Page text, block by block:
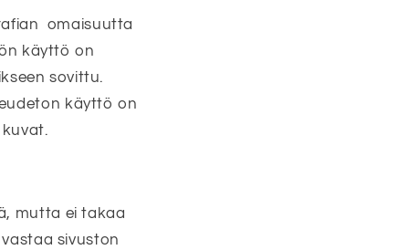
omaisuutta
käyttö on
sovittu.
käyttö on
mutta ei takaa
sivuston